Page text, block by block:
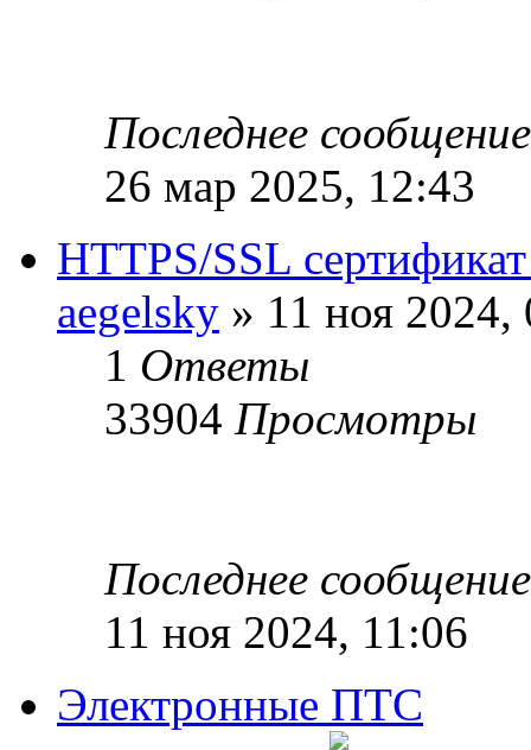
Последнее
26 мар 2025, 12:43
HTTPS/SSL
aegelsky » 11 ноя 2024,
1 Ответы
33904 Просмотры
Последнее
11 ноя 2024, 11:06
Электронные ПТС